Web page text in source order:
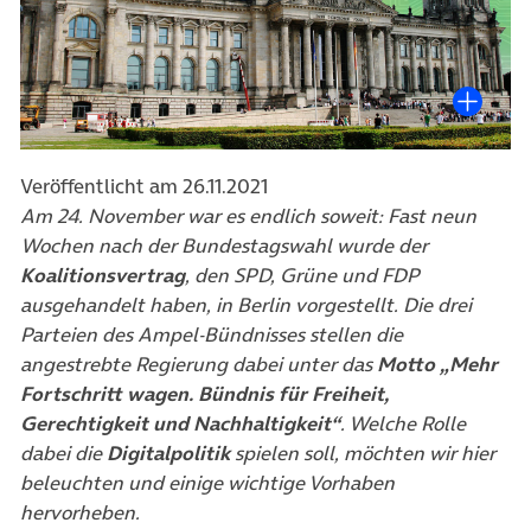
Veröffentlicht am 26.11.2021
Am 24. November war es endlich soweit: Fast neun
Wochen nach der Bundestagswahl wurde der
Koalitionsvertrag, den SPD, Grüne und FDP
ausgehandelt haben, in Berlin vorgestellt. Die drei
Parteien des Ampel-Bündnisses stellen die
angestrebte Regierung dabei unter dasMotto„Mehr
Fortschritt wagen. Bündnis für Freiheit,
Gerechtigkeit und Nachhaltigkeit“. Welche Rolle
dabei dieDigitalpolitikspielen soll, möchten wir hier
beleuchten und einige wichtige Vorhaben
hervorheben.